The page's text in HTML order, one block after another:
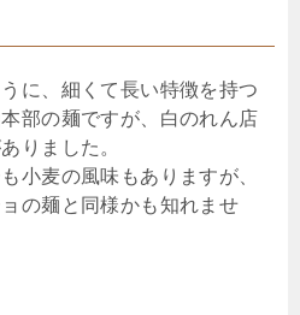
に、細くて長い特徴を持つ
部の麺ですが、白のれん店
りました。
小麦の風味もありますが、
の麺と同様かも知れませ